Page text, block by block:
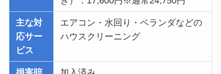
主な対
応サー
ビス
エアコン・水回り・ベランダなどの
ハウスクリーニング